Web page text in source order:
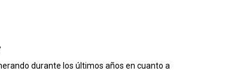
durante los últimos años en cuanto a